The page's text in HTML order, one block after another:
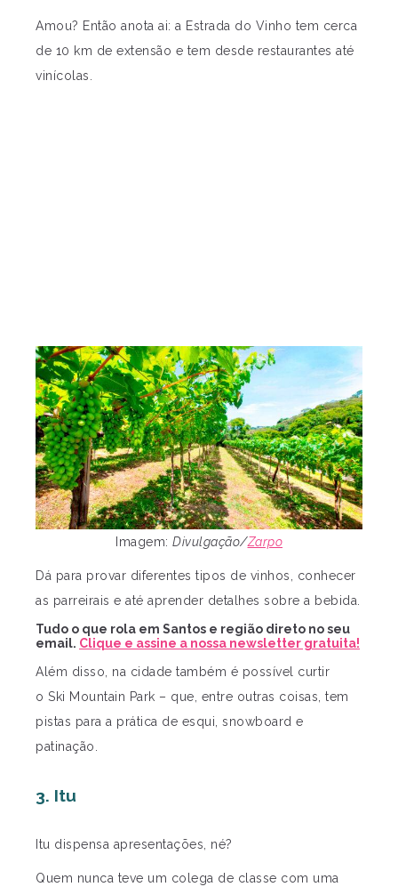
Amou? Então anota ai: a Estrada do Vinho tem cerca
de 10 km de extensão e tem desde restaurantes até
vinícolas.
Imagem: Divulgação/Zarpo
Dá para provar diferentes tipos de vinhos, conhecer
as parreirais e até aprender detalhes sobre a bebida.
Tudo o que rola em Santos e região direto no seu
email. Clique e assine a nossa newsletter gratuita!
Além disso, na cidade também é possível curtir
o Ski Mountain Park – que, entre outras coisas, tem
pistas para a prática de esqui, snowboard e
patinação.
3. Itu
Itu dispensa apresentações, né?
Quem nunca teve um colega de classe com uma